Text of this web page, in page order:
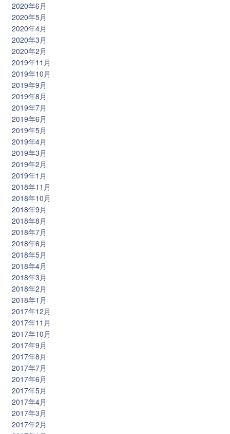
2020年6月
2020年5月
2020年4月
2020年3月
2020年2月
2019年11月
2019年10月
2019年9月
2019年8月
2019年7月
2019年6月
2019年5月
2019年4月
2019年3月
2019年2月
2019年1月
2018年11月
2018年10月
2018年9月
2018年8月
2018年7月
2018年6月
2018年5月
2018年4月
2018年3月
2018年2月
2018年1月
2017年12月
2017年11月
2017年10月
2017年9月
2017年8月
2017年7月
2017年6月
2017年5月
2017年4月
2017年3月
2017年2月